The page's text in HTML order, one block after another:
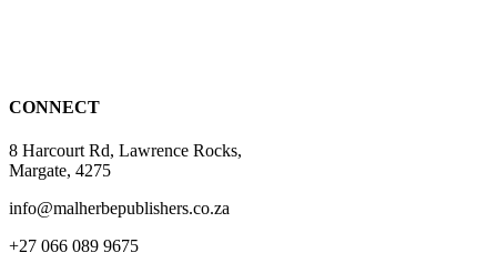
CONNECT
8 Harcourt Rd, Lawrence Rocks,
Margate, 4275
info@malherbepublishers.co.za
+27 066 089 9675